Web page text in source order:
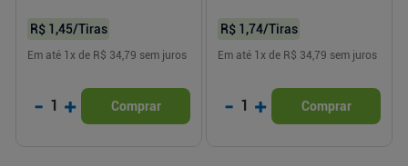
R$ 1,45/Tiras
Em até 1 x de R$ 34,79 sem juros
- 1 + Comprar
R$ 1,74/Tiras
Em até 1 x de R$ 34,79 sem juros
- 1 + Comprar